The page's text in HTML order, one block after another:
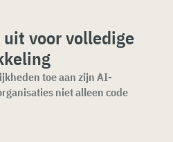
voor volledige
toe aan zijn AI-
niet alleen code